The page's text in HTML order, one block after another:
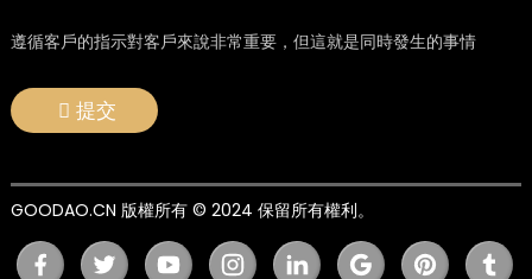
遵循客戶的指示對客戶來說非常重要，但這就是同時發生的事情
提交
GOODAO.CN 版權所有 © 2024 保留所有權利。